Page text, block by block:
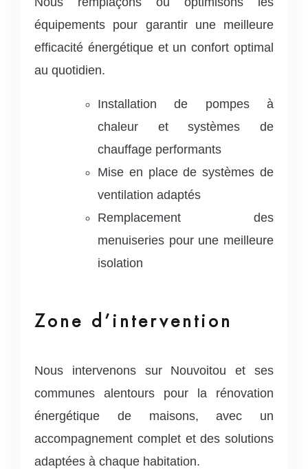
équipements pour garantir une meilleure
efficacité énergétique et un confort optimal
au quotidien.
Installation de pompes à
chaleur et systèmes de
chauffage performants
Mise en place de systèmes de
ventilation adaptés
Remplacement des
menuiseries pour une meilleure
isolation
Zone d’intervention
Nous intervenons sur Nouvoitou et ses
communes alentours pour la rénovation
énergétique de maisons, avec un
accompagnement complet et des solutions
adaptées à chaque habitation.